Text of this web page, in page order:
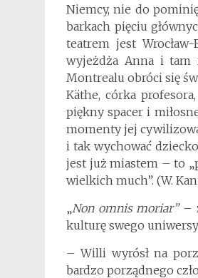
Niemcy, nie do
barkach pięciu
teatrem jest
wyjeżdża Anna i tam
Montrealu obróci się
Käthe, córka
piękny spacer i
momenty jej
i tak wychować
jest już miastem – to
wielkich much”. (W.
„Non omnis moriar”–
kulturę swego
– Willi wyrósł na
bardzo porządnego